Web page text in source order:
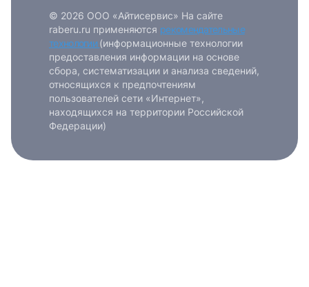
© 2026 ООО «Айтисервис» На сайте
raberu.ru применяются рекомендательные
технологии (информационные технологии
предоставления информации на основе
сбора, систематизации и анализа сведений,
относящихся к предпочтениям
пользователей сети «Интернет»,
находящихся на территории Российской
Федерации)